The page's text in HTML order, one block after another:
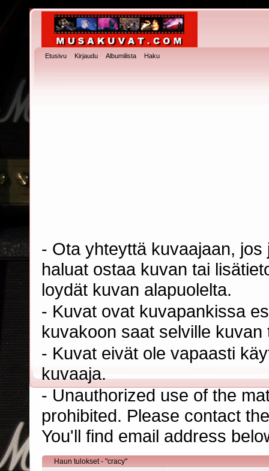
Etusivu Kirjaudu Albumilista Haku
- Ota yhteyttä kuvaajaan,
haluat ostaa kuvan tai
loydät kuvan alapuolelta.
- Kuvat ovat kuvapankissa
kuvakoon saat selville
- Kuvat eivät ole vapaasti
kuvaaja.
- Unauthorized use of the
prohibited. Please contact
You'll find email address
Haun tulokset - "cracy"